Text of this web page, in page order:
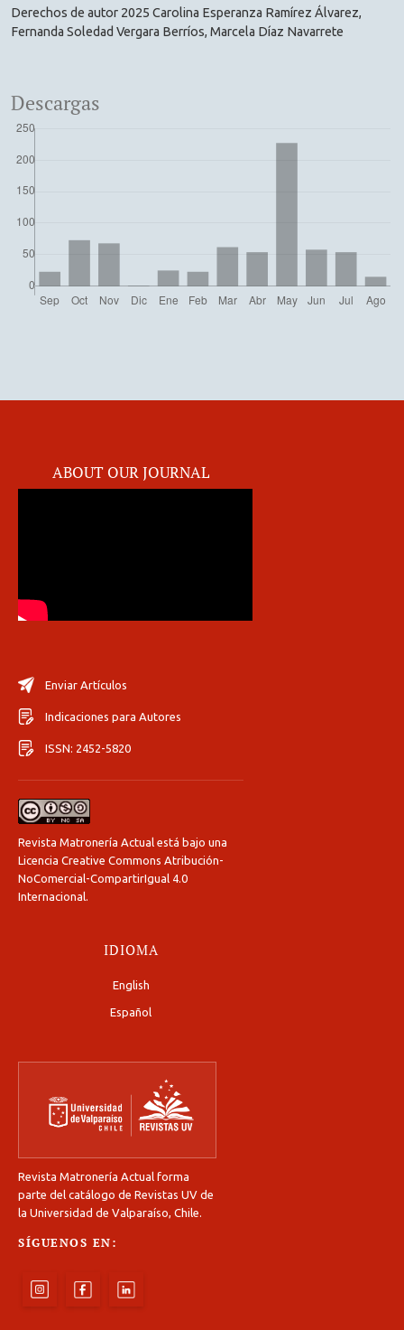
Derechos de autor 2025 Carolina Esperanza Ramírez Álvarez,
Fernanda Soledad Vergara Berríos, Marcela Díaz Navarrete
Descargas
ABOUT OUR JOURNAL
Enviar Artículos
Indicaciones para Autores
ISSN: 2452-5820
Revista Matronería Actual está bajo una
Licencia Creative Commons Atribución-
NoComercial-CompartirIgual 4.0
Internacional.
IDIOMA
English
Español
Revista Matronería Actual forma
parte del catálogo de Revistas UV de
la Universidad de Valparaíso, Chile.
SÍGUENOS EN: